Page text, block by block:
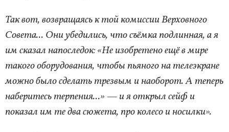
Так вот, возвращаясь к той комиссии Верховного
Совета... Они убедились, что съёмка подлинная, а я
им сказал напоследок: «Не изобретено ещё в мире
такого оборудования, чтобы пьяного на телеэкране
можно было сделать трезвым и наоборот. А теперь
наберитесь терпения...» — и я открыл сейф и
показал им те два сюжета, про колесо и носилки».